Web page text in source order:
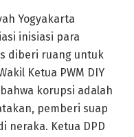
Yogyakarta
inisiasi para
diberi ruang untuk
Ketua PWM DIY
korupsi adalah
pemberi suap
neraka. Ketua DPD